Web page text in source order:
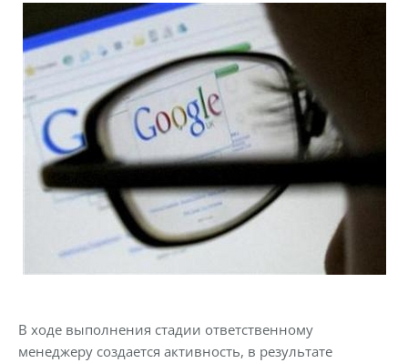
В ходе выполнения стадии ответственному
менеджеру создается активность, в результате